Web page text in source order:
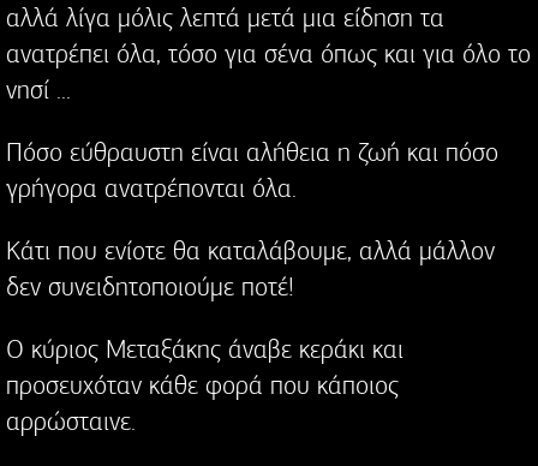
αλλά λίγα μόλις λεπτά μετά μια είδηση τα
ανατρέπει όλα, τόσο για σένα όπως και για όλο το
νησί ...
Πόσο εύθραυστη είναι αλήθεια η ζωή και πόσο
γρήγορα ανατρέπονται όλα.
Κάτι που ενίοτε θα καταλάβουμε, αλλά μάλλον
δεν συνειδητοποιούμε ποτέ!
Ο κύριος Μεταξάκης άναβε κεράκι και
προσευχόταν κάθε φορά που κάποιος
αρρώσταινε.